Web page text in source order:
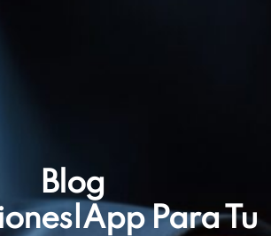
Blog
Para Tu